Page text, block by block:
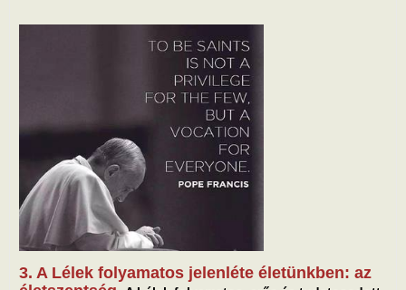
3. A Lélek folyamatos jelenléte életünkben: az